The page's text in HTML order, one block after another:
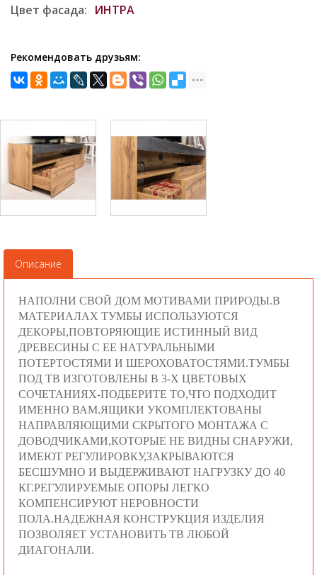
Цвет фасада: ИНТРА
Рекомендовать друзьям:
Описание
НАПОЛНИ СВОЙ ДОМ МОТИВАМИ ПРИРОДЫ.В
МАТЕРИАЛАХ ТУМБЫ ИСПОЛЬЗУЮТСЯ
ДЕКОРЫ,ПОВТОРЯЮЩИЕ ИСТИННЫЙ ВИД
ДРЕВЕСИНЫ С ЕЕ НАТУРАЛЬНЫМИ
ПОТЕРТОСТЯМИ И ШЕРОХОВАТОСТЯМИ.ТУМБЫ
ПОД ТВ ИЗГОТОВЛЕНЫ В 3-Х ЦВЕТОВЫХ
СОЧЕТАНИЯХ-ПОДБЕРИТЕ ТО,ЧТО ПОДХОДИТ
ИМЕННО ВАМ.ЯЩИКИ УКОМПЛЕКТОВАНЫ
НАПРАВЛЯЮЩИМИ СКРЫТОГО МОНТАЖА С
ДОВОДЧИКАМИ,КОТОРЫЕ НЕ ВИДНЫ СНАРУЖИ,
ИМЕЮТ РЕГУЛИРОВКУ,ЗАКРЫВАЮТСЯ
БЕСШУМНО И ВЫДЕРЖИВАЮТ НАГРУЗКУ ДО 40
КГ.РЕГУЛИРУЕМЫЕ ОПОРЫ ЛЕГКО
КОМПЕНСИРУЮТ НЕРОВНОСТИ
ПОЛА.НАДЕЖНАЯ КОНСТРУКЦИЯ ИЗДЕЛИЯ
ПОЗВОЛЯЕТ УСТАНОВИТЬ ТВ ЛЮБОЙ
ДИАГОНАЛИ.